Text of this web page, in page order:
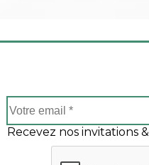
Recevez nos invitations